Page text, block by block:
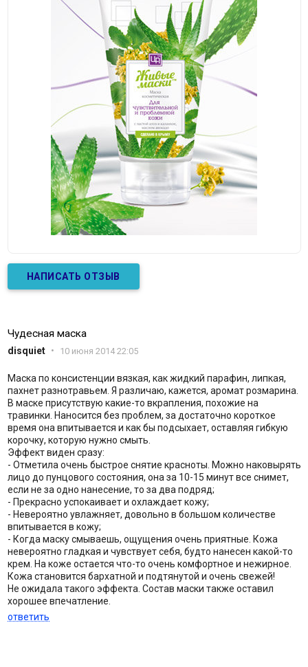
НАПИСАТЬ ОТЗЫВ
Чудесная маска
disquiet • 10 июня 2014 22:05
Маска по консистенции вязкая, как жидкий парафин, липкая,
пахнет разнотравьем. Я различаю, кажется, аромат розмарина.
В маске присутствую какие-то вкрапления, похожие на
травинки. Наносится без проблем, за достаточно короткое
время она впитывается и как бы подсыхает, оставляя гибкую
корочку, которую нужно смыть.
Эффект виден сразу:
- Отметила очень быстрое снятие красноты. Можно наковырять
лицо до пунцового состояния, она за 10-15 минут все снимет,
если не за одно нанесение, то за два подряд;
- Прекрасно успокаивает и охлаждает кожу;
- Невероятно увлажняет, довольно в большом количестве
впитывается в кожу;
- Когда маску смываешь, ощущения очень приятные. Кожа
невероятно гладкая и чувствует себя, будто нанесен какой-то
крем. На коже остается что-то очень комфортное и нежирное.
Кожа становится бархатной и подтянутой и очень свежей!
Не ожидала такого эффекта. Состав маски также оставил
хорошее впечатление.
ответить